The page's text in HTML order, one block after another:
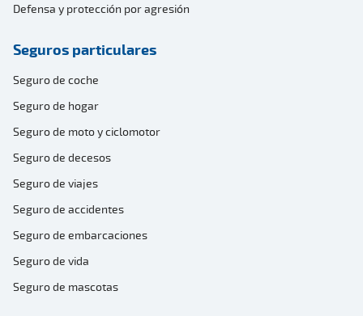
Defensa y protección por agresión
Seguros particulares
Seguro de coche
Seguro de hogar
Seguro de moto y ciclomotor
Seguro de decesos
Seguro de viajes
Seguro de accidentes
Seguro de embarcaciones
Seguro de vida
Seguro de mascotas